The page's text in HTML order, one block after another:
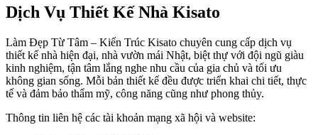
Dịch Vụ Thiết Kế Nhà Kisato
Làm Đẹp Từ Tâm – Kiến Trúc Kisato chuyên cung cấp dịch vụ
thiết kế nhà hiện đại, nhà vườn mái Nhật, biệt thự với đội ngũ giàu
kinh nghiệm, tận tâm lắng nghe nhu cầu của gia chủ và tối ưu
không gian sống. Mỗi bản thiết kế đều được triển khai chi tiết, thực
tế và đảm bảo thẩm mỹ, công năng cũng như phong thủy.
Thông tin liên hệ các tài khoản mạng xã hội và website: